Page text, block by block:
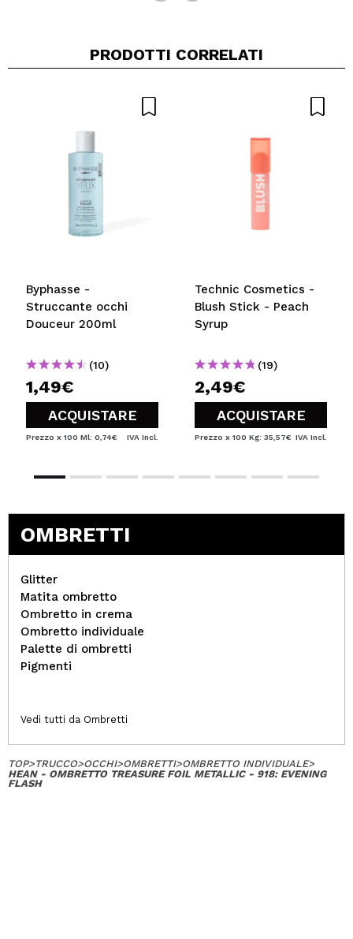
PRODOTTI CORRELATI
Byphasse -
Struccante occhi
Douceur 200ml
(10)
1,49€
ACQUISTARE
Prezzo x 100 Ml: 0,74€ IVA Incl.
Technic Cosmetics -
Blush Stick - Peach
Syrup
(19)
2,49€
ACQUISTARE
Prezzo x 100 Kg: 35,57€ IVA Incl.
OMBRETTI
Glitter
Matita ombretto
Ombretto in crema
Ombretto individuale
Palette di ombretti
Pigmenti
Vedi tutti da Ombretti
TOP>TRUCCO>OCCHI>OMBRETTI>OMBRETTO INDIVIDUALE>
HEAN - OMBRETTO TREASURE FOIL METALLIC - 918: EVENING
FLASH